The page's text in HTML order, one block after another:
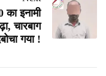
का इनामी
चारबाग
गया !